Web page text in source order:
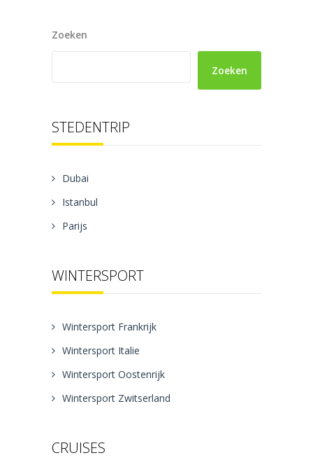
Zoeken
Zoeken
STEDENTRIP
Dubai
Istanbul
Parijs
WINTERSPORT
Wintersport Frankrijk
Wintersport Italie
Wintersport Oostenrijk
Wintersport Zwitserland
CRUISES